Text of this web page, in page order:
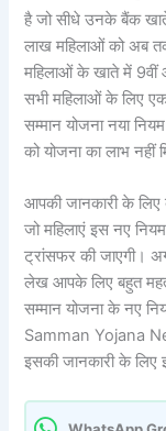
है जो सीधे उनके बैंक
लाख महिलाओं को अब
महिलाओं के खाते में 9वीं
सभी महिलाओं के लिए
सम्मान योजना नया
को योजना का लाभ नहीं
आपकी जानकारी के
जो महिलाएं इस नए
ट्रांसफर की जाएगी।
लेख आपके लिए बहुत
सम्मान योजना के नए
Samman Yojana
इसकी जानकारी के